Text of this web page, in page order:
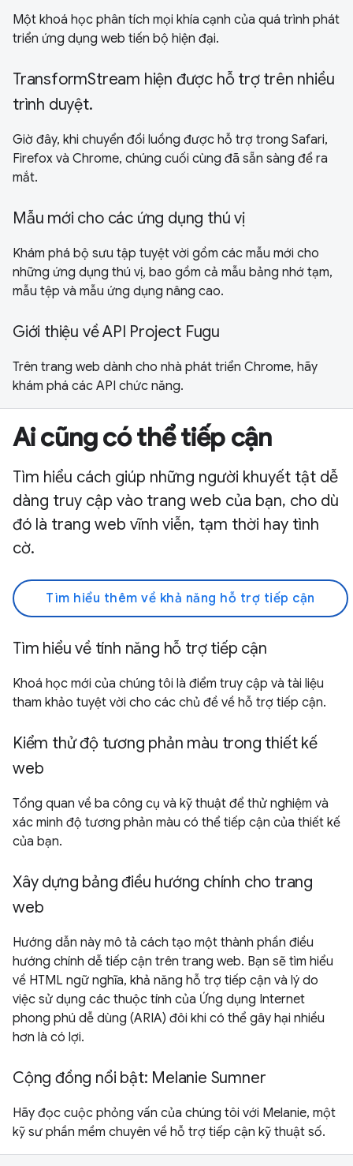
Một khoá học phân tích mọi khía cạnh của quá trình phát
triển ứng dụng web tiến bộ hiện đại.
TransformStream hiện được hỗ trợ trên nhiều
trình duyệt.
Giờ đây, khi chuyển đổi luồng được hỗ trợ trong Safari,
Firefox và Chrome, chúng cuối cùng đã sẵn sàng để ra
mắt.
Mẫu mới cho các ứng dụng thú vị
Khám phá bộ sưu tập tuyệt vời gồm các mẫu mới cho
những ứng dụng thú vị, bao gồm cả mẫu bảng nhớ tạm,
mẫu tệp và mẫu ứng dụng nâng cao.
Giới thiệu về API Project Fugu
Trên trang web dành cho nhà phát triển Chrome, hãy
khám phá các API chức năng.
Ai cũng có thể tiếp cận
Tìm hiểu cách giúp những người khuyết tật dễ
dàng truy cập vào trang web của bạn, cho dù
đó là trang web vĩnh viễn, tạm thời hay tình
cờ.
Tìm hiểu thêm về khả năng hỗ trợ tiếp cận
Tìm hiểu về tính năng hỗ trợ tiếp cận
Khoá học mới của chúng tôi là điểm truy cập và tài liệu
tham khảo tuyệt vời cho các chủ đề về hỗ trợ tiếp cận.
Kiểm thử độ tương phản màu trong thiết kế
web
Tổng quan về ba công cụ và kỹ thuật để thử nghiệm và
xác minh độ tương phản màu có thể tiếp cận của thiết kế
của bạn.
Xây dựng bảng điều hướng chính cho trang
web
Hướng dẫn này mô tả cách tạo một thành phần điều
hướng chính dễ tiếp cận trên trang web. Bạn sẽ tìm hiểu
về HTML ngữ nghĩa, khả năng hỗ trợ tiếp cận và lý do
việc sử dụng các thuộc tính của Ứng dụng Internet
phong phú dễ dùng (ARIA) đôi khi có thể gây hại nhiều
hơn là có lợi.
Cộng đồng nổi bật: Melanie Sumner
Hãy đọc cuộc phỏng vấn của chúng tôi với Melanie, một
kỹ sư phần mềm chuyên về hỗ trợ tiếp cận kỹ thuật số.